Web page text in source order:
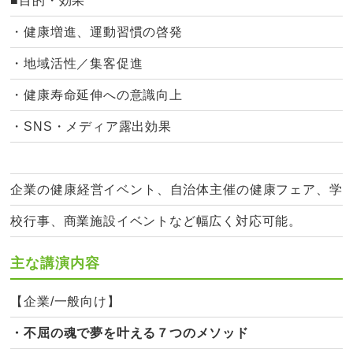
・健康増進、運動習慣の啓発
・地域活性／集客促進
・健康寿命延伸への意識向上
・SNS・メディア露出効果
企業の健康経営イベント、自治体主催の健康フェア、学
校行事、商業施設イベントなど幅広く対応可能。
主な講演内容
【企業/一般向け】
・不屈の魂で夢を叶える７つのメソッド